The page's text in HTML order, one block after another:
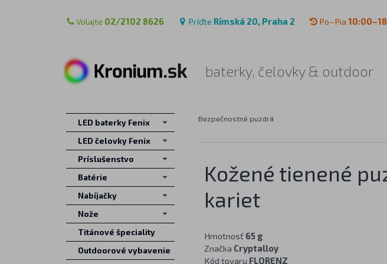
Volajte 02/2102 8626 Príďte Rímská 20, Praha 2 Po–Pia
baterky, čelovky & outdoor
Bezpečnostné puzdrá
Kožené tienené
kariet
Hmotnosť 65 g
Značka Cryptalloy
Kód tovaru FLORENZ
LED baterky Fenix
LED čelovky Fenix
Príslušenstvo
Batérie
Nabíjačky
Nože
Titánové špeciality
Outdoorové vybavenie